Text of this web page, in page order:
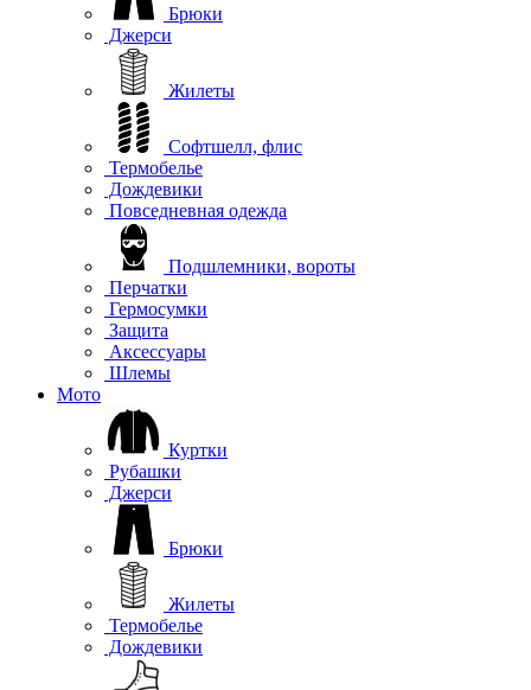
Брюки
Джерси
Жилеты
Софтшелл, флис
Термобелье
Дождевики
Повседневная одежда
Подшлемники, вороты
Перчатки
Гермосумки
Защита
Аксессуары
Шлемы
Мото
Куртки
Рубашки
Джерси
Брюки
Жилеты
Термобелье
Дождевики